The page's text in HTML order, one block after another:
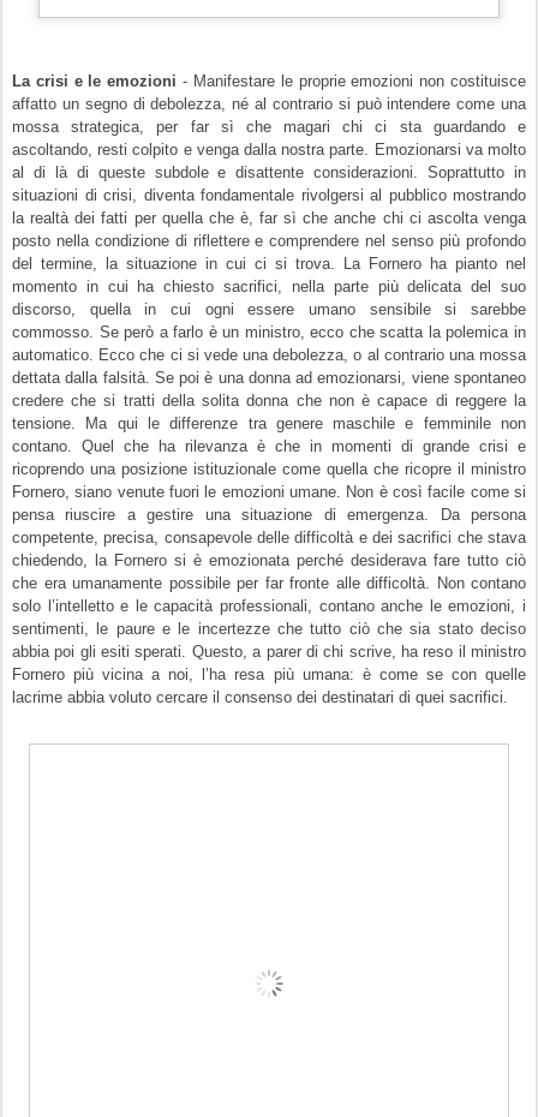
La crisi e le emozioni - Manifestare le proprie emozioni non costituisce
affatto un segno di debolezza, né al contrario si può intendere come una
mossa strategica, per far sì che magari chi ci sta guardando e
ascoltando, resti colpito e venga dalla nostra parte. Emozionarsi va molto
al di là di queste subdole e disattente considerazioni. Soprattutto in
situazioni di crisi, diventa fondamentale rivolgersi al pubblico mostrando
la realtà dei fatti per quella che è, far sì che anche chi ci ascolta venga
posto nella condizione di riflettere e comprendere nel senso più profondo
del termine, la situazione in cui ci si trova. La Fornero ha pianto nel
momento in cui ha chiesto sacrifici, nella parte più delicata del suo
discorso, quella in cui ogni essere umano sensibile si sarebbe
commosso. Se però a farlo è un ministro, ecco che scatta la polemica in
automatico. Ecco che ci si vede una debolezza, o al contrario una mossa
dettata dalla falsità. Se poi è una donna ad emozionarsi, viene spontaneo
credere che si tratti della solita donna che non è capace di reggere la
tensione. Ma qui le differenze tra genere maschile e femminile non
contano. Quel che ha rilevanza è che in momenti di grande crisi e
ricoprendo una posizione istituzionale come quella che ricopre il ministro
Fornero, siano venute fuori le emozioni umane. Non è così facile come si
pensa riuscire a gestire una situazione di emergenza. Da persona
competente, precisa, consapevole delle difficoltà e dei sacrifici che stava
chiedendo, la Fornero si è emozionata perché desiderava fare tutto ciò
che era umanamente possibile per far fronte alle difficoltà. Non contano
solo l’intellettoe lecapacità professionali, contano anche leemozioni, i
sentimenti, le paure e le incertezze che tutto ciò che sia stato deciso
abbia poi gli esiti sperati. Questo, a parer di chi scrive, ha reso il ministro
Fornero più vicina a noi, l’ha resa più umana: è come se con quelle
lacrime abbia voluto cercare il consenso dei destinatari di quei sacrifici.